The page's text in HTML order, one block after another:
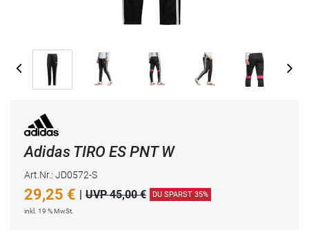
Adidas TIRO ES PNT W
Art.Nr.: JD0572-S
29,25 € | UVP 45,00 € DU SPARST 35%
inkl. 19 % MwSt.